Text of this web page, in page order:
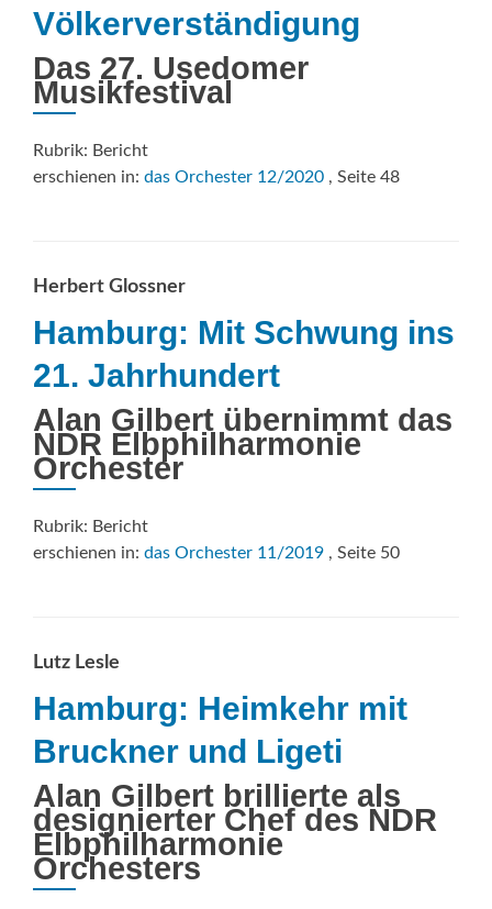
Völkerverständigung
Das 27. Usedomer
Musikfestival
Rubrik: Bericht
erschienen in: das Orchester 12/2020 , Seite 48
Herbert Glossner
Hamburg: Mit Schwung ins
21. Jahrhundert
Alan Gilbert übernimmt das
NDR Elbphilharmonie
Orchester
Rubrik: Bericht
erschienen in: das Orchester 11/2019 , Seite 50
Lutz Lesle
Hamburg: Heimkehr mit
Bruckner und Ligeti
Alan Gilbert brillierte als
designierter Chef des NDR
Elbphilharmonie
Orchesters